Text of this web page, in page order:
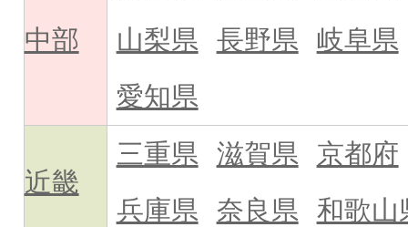
中部
山梨県
長野県
岐阜県
愛知県
近畿
三重県 滋賀県
京都府
兵庫県
奈良県 和歌山